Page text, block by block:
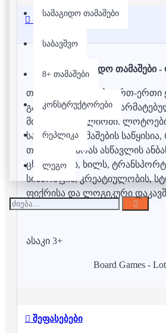
სამაგიდო თამაშები
საბავშვო
8+ თამაშები
კონსტრუქტორები
რეპლიკა
ლეგო
აღწერა
სამაგიდო
თამაშით სწავლება ერთ-ერთი
გავრცელებული და
მთელს მსოფლიოში.
სამაგიდო თამაშების
თქვენს პატარას ასწავლის
ცხოველებს, ხილს,
სისწრაფის, კრეატიულობის,
ფიქრისა და ლოგიკური
ასაკი 3+
Board Games -
შეფასებები